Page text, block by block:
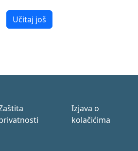
Učitaj još
Izjava o
kolačićima